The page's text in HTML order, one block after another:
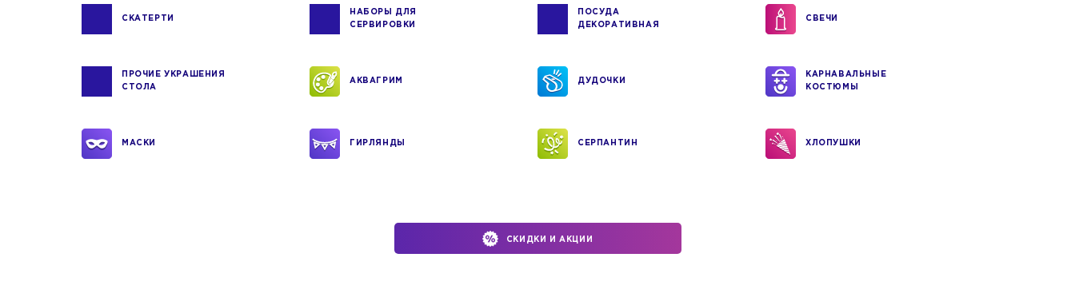
СКАТЕРТИ
НАБОРЫ ДЛЯ
СЕРВИРОВКИ
ПОСУДА
ДЕКОРАТИВНАЯ
СВЕЧИ
ПРОЧИЕ УКРАШЕНИЯ
СТОЛА
АКВАГРИМ ДУДОЧКИ
КАРНАВАЛЬНЫЕ
КОСТЮМЫ
МАСКИ ГИРЛЯНДЫ СЕРПАНТИН ХЛОПУШКИ
СКИДКИ И АКЦИИ